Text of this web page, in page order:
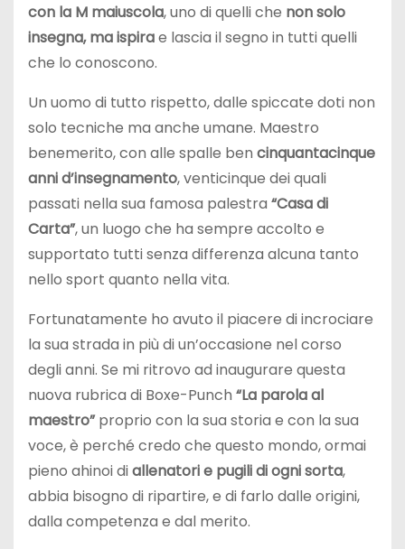
con la M maiuscola, uno di quelli che non solo
insegna, ma ispirae lascia il segno in tutti quelli
che lo conoscono.
Un uomo di tutto rispetto, dalle spiccate doti non
solo tecniche ma anche umane. Maestro
benemerito, con alle spalle ben cinquantacinque
anni d’insegnamento, venticinque dei quali
passati nella sua famosa palestra “Casa di
Carta”, un luogo che ha sempre accolto e
supportato tutti senza differenza alcuna tanto
nello sport quanto nella vita.
Fortunatamente ho avuto il piacere di incrociare
la sua strada in più di un’occasione nel corso
degli anni. Se mi ritrovo ad inaugurare questa
nuova rubrica di Boxe-Punch “La parola al
maestro”proprio con la sua storia e con la sua
voce, è perché credo che questo mondo, ormai
pieno ahinoi diallenatori e pugili di ogni sorta,
abbia bisogno di ripartire, e di farlo dalle origini,
dalla competenza e dal merito.